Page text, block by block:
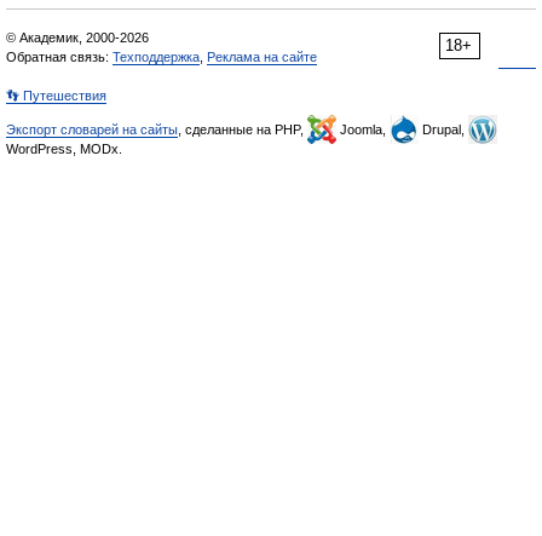
18+
© Академик, 2000-2026
Обратная связь: Техподдержка Реклама на сайте
👣 Путешествия
Экспорт словарей на сайты , сделанные на PHP, Joomla,
Drupal,
WordPress, MODx.